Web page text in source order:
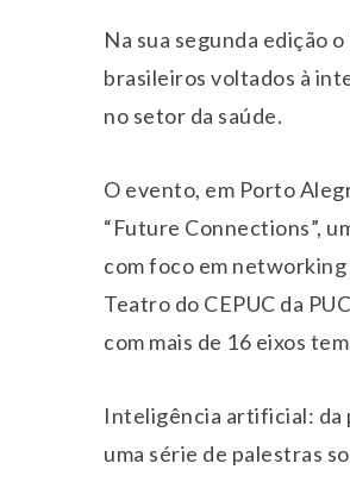
Na sua segunda edição
brasileiros voltados à
no setor da saúde.
O evento, em Porto
“Future Connections”,
com foco em networking
Teatro do CEPUC da
com mais de 16 eixos
Inteligência artificial: da
uma série de palestras